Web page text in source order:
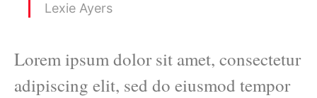
Lexie Ayers
Lorem ipsum dolor sit amet, consectetur
adipiscing elit, sed do eiusmod tempor